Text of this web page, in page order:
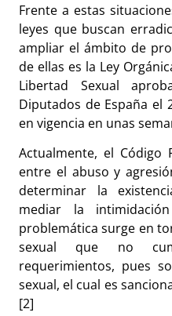
Frente a estas
leyes que buscan
ampliar el ámbito de
de ellas es la Ley
Libertad Sexual
Diputados de España el
en vigencia en unas
Actualmente, el Código
entre el abuso y
determinar la
mediar la
problemática surge en
sexual que no
requerimientos, pues
sexual, el cual es
[2]